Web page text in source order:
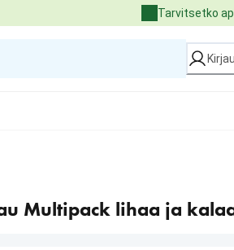
Tarvitsetko
Multipack lihaa ja